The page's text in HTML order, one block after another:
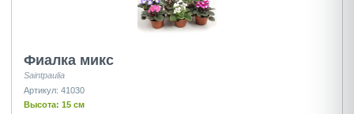
Фиалка микс
Saintpaulia
Артикул: 41030
Высота: 15 см